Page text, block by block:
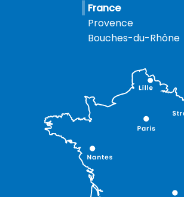
France
Provence
Bouches-du-Rhône